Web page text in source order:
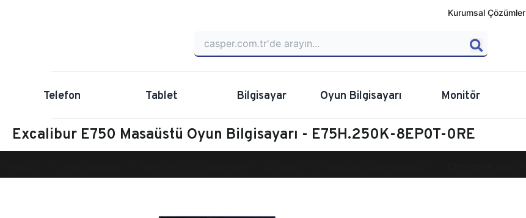
Kurumsal Çözümler
Telefon Tablet Bilgisayar Oyun Bilgisayarı Monitör
Excalibur E750 Masaüstü Oyun Bilgisayarı - E75H.250K-8EP0T-0RE